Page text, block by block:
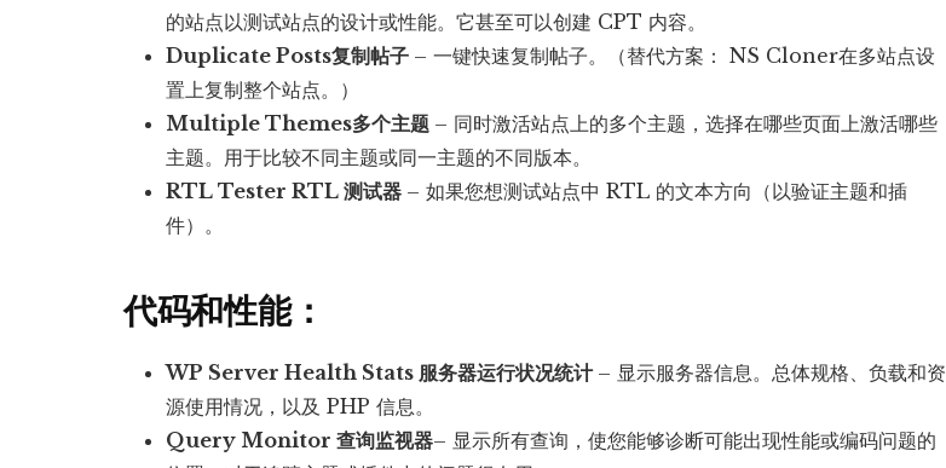
的站点以测试站点的设计或性能。它甚至可以创建 CPT 内容。
Duplicate Posts复制帖子 – 一键快速复制帖子。（替代方案： NS Cloner在多站点设
置上复制整个站点。）
Multiple Themes多个主题 – 同时激活站点上的多个主题，选择在哪些页面上激活哪些
主题。用于比较不同主题或同一主题的不同版本。
RTL Tester RTL 测试器 – 如果您想测试站点中 RTL 的文本方向（以验证主题和插
件）。
代码和性能：
WP Server Health Stats 服务器运行状况统计 – 显示服务器信息。总体规格、负载和资
源使用情况，以及 PHP 信息。
Query Monitor 查询监视器– 显示所有查询，使您能够诊断可能出现性能或编码问题的